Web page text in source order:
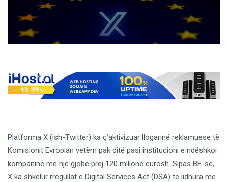
Platforma X (ish-Twitter) ka ç’aktivizuar llogarinë reklamuese të
Komisionit Evropian vetëm pak ditë pasi institucioni e ndëshkoi
kompaninë me një gjobë prej 120 milionë eurosh. Sipas BE-së,
X ka shkelur rregullat e Digital Services Act (DSA) të lidhura me